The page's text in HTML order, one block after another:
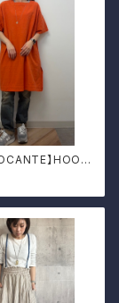
】HOOT
ｸｴｱOP